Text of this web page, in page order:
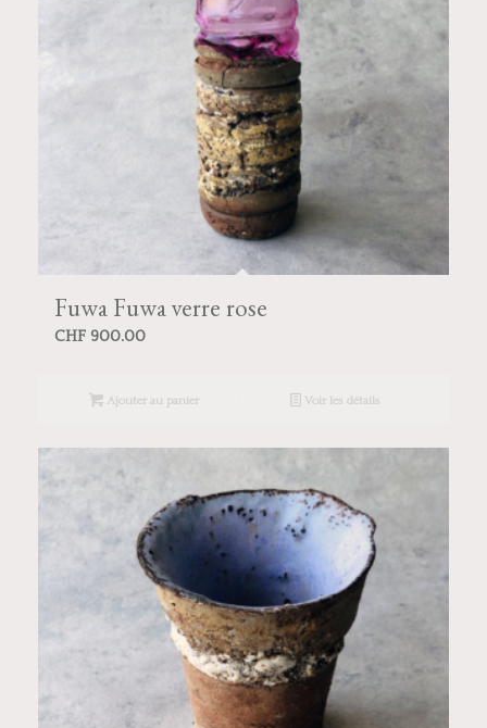
Fuwa Fuwa verre rose
CHF900.00
Ajouter au panier Voir les détails